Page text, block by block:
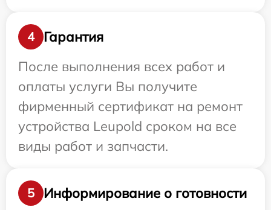
4
Гарантия
После выполнения всех работ и
оплаты услуги Вы получите
фирменный сертификат на ремонт
устройства Leupold сроком на все
виды работ и запчасти.
5
Информирование о готовности